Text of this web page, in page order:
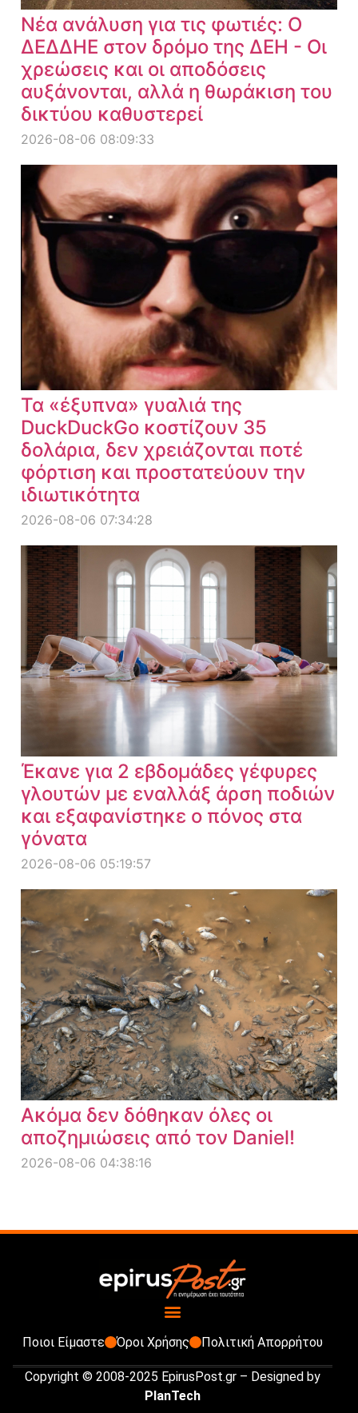
Νέα ανάλυση για τις φωτιές: Ο
ΔΕΔΔΗΕ στον δρόμο της ΔΕΗ - Οι
χρεώσεις και οι αποδόσεις
αυξάνονται, αλλά η θωράκιση του
δικτύου καθυστερεί
2026-08-06 08:09:33
Τα «έξυπνα» γυαλιά της
DuckDuckGo κοστίζουν 35
δολάρια, δεν χρειάζονται ποτέ
φόρτιση και προστατεύουν την
ιδιωτικότητα
2026-08-06 07:34:28
Έκανε για 2 εβδομάδες γέφυρες
γλουτών με εναλλάξ άρση ποδιών
και εξαφανίστηκε ο πόνος στα
γόνατα
2026-08-06 05:19:57
Ακόμα δεν δόθηκαν όλες οι
αποζημιώσεις από τον Daniel!
2026-08-06 04:38:16
Ποιοι Είμαστε Όροι Χρήσης Πολιτική Απορρήτου
Copyright © 2008-2025 EpirusPost.gr – Designed by
PlanTech